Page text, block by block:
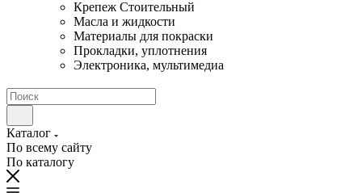
Крепеж Стоительный
Масла и жидкости
Материалы для покраски
Прокладки, уплотнения
Электроника, мультимедиа
Каталог
По всему сайту
По каталогу